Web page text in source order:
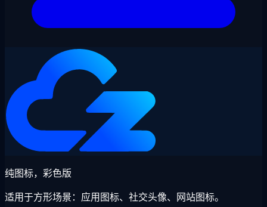
纯图标，彩色版
适用于方形场景：应用图标、社交头像、网站图标。